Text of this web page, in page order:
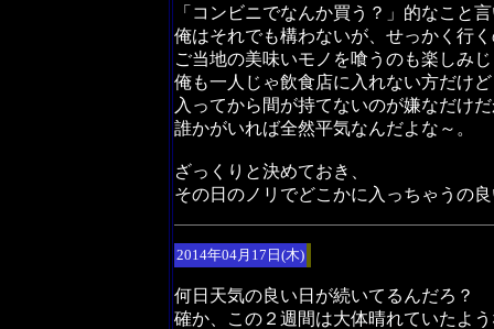
「コンビニでなんか買う？」的なこと
俺はそれでも構わないが、せっかく行
ご当地の美味いモノを喰うのも楽しみ
俺も一人じゃ飲食店に入れない方だけど
入ってから間が持てないのが嫌なだけ
誰かがいれば全然平気なんだよな～。
ざっくりと決めておき、
その日のノリでどこかに入っちゃうの
2014年04月17日(木)
何日天気の良い日が続いてるんだろ？
確か、この２週間は大体晴れていたよ